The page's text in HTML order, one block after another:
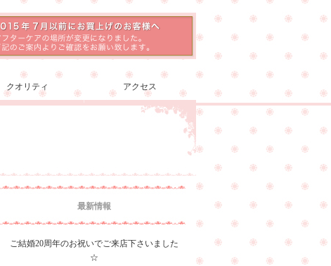
クオリティ アクセス
最新情報
ご結婚20周年のお祝いでご来店下さいました
☆